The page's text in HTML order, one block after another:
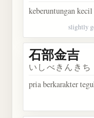
keberuntungan kecil
slightly
石部金吉
いしべきんきち
pria berkarakter